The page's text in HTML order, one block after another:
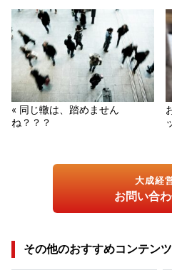
« 同じ轍は、踏めません
ね？？？
大成経
お問い合
その他のおすすめコンテンツ